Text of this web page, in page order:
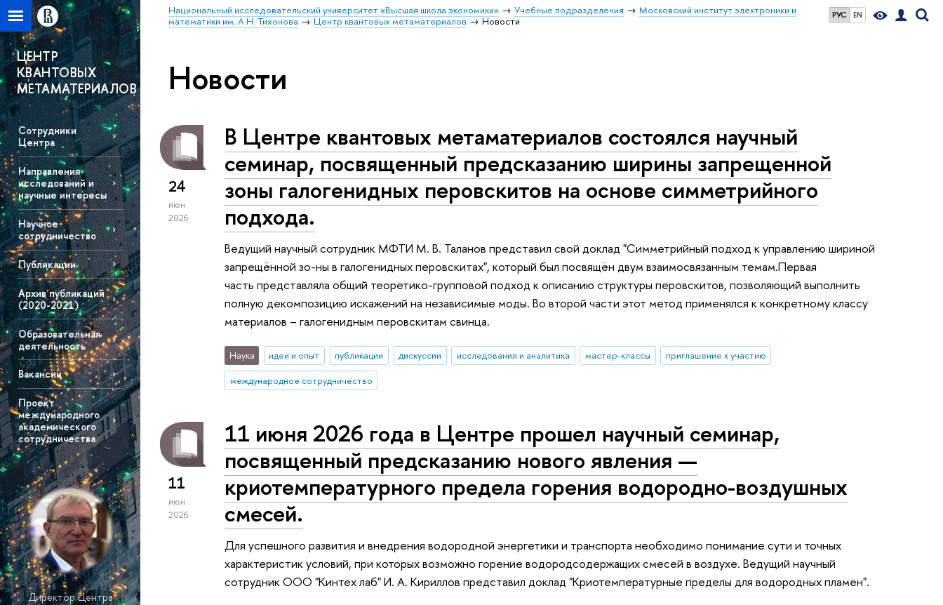
РУС EN
Национальный исследовательский университет «Высшая школа экономики» Учебные подразделения
Московский институт электроники и
математики им. А.Н. Тихонова
Центр квантовых метаматериалов Новости
ЦЕНТР
КВАНТОВЫХ
МЕТАМАТЕРИАЛОВ
Сотрудники
Центра
Направления
исследований и
научные интересы
Научное
сотрудничество
Публикации
Архив публикаций
(2020-2021)
Образовательная
деятельность
Вакансии
Проект
международного
академического
сотрудничества
Директор Центра
Новости
24
июн
2026
В Центре квантовых метаматериалов состоялся научный
семинар, посвященный предсказанию ширины запрещенной
зоны галогенидных перовскитов на основе симметрийного
подхода.
Ведущий научный сотрудник МФТИ М. В. Таланов представил свой доклад "Симметрийный подход к управлению шириной
запрещённой зо-ны в галогенидных перовскитах", который был посвящён двум взаимосвязанным темам.Первая
часть представляла общий теоретико-групповой подход к описанию структуры перовскитов, позволяющий выполнить
полную декомпозицию искажений на независимые моды. Во второй части этот метод применялся к конкретному классу
материалов – галогенидным перовскитам свинца.
Наука идеи и опыт публикации дискуссии исследования и аналитика мастер-классы
приглашение к участию
международное сотрудничество
11
июн
2026
11 июня 2026 года в Центре прошел научный семинар,
посвященный предсказанию нового явления —
криотемпературного предела горения водородно-воздушных
смесей.
Для успешного развития и внедрения водородной энергетики и транспорта необходимо понимание сути и точных
характеристик условий, при которых возможно горение водородсодержащих смесей в воздухе. Ведущий научный
сотрудник ООО "Кинтех лаб" И. А. Кириллов представил доклад "Криотемпературные пределы для водородных пламен".